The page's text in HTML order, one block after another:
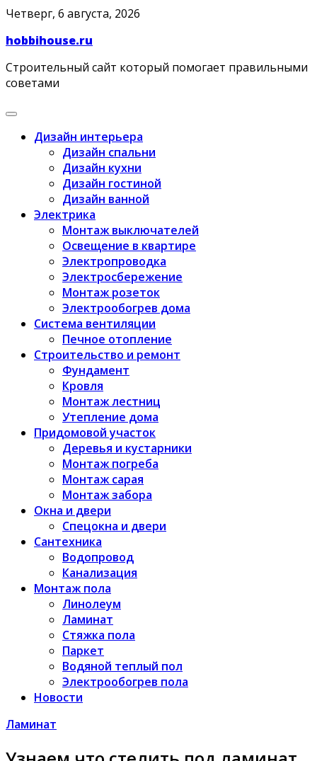
Skip
content
Четверг, 6 августа, 2026
hobbihouse.ru
Строительный сайт который помогает правильными
советами
Дизайн интерьера
Дизайн спальни
Дизайн кухни
Дизайн гостиной
Дизайн ванной
Электрика
Монтаж выключателей
Освещение в квартире
Электропроводка
Электросбережение
Монтаж розеток
Электрообогрев дома
Система вентиляции
Печное отопление
Строительство и ремонт
Фундамент
Кровля
Монтаж лестниц
Утепление дома
Придомовой участок
Деревья и кустарники
Монтаж погреба
Монтаж сарая
Монтаж забора
Окна и двери
Спецокна и двери
Сантехника
Водопровод
Канализация
Монтаж пола
Линолеум
Ламинат
Стяжка пола
Паркет
Водяной теплый пол
Электрообогрев пола
Новости
Ламинат